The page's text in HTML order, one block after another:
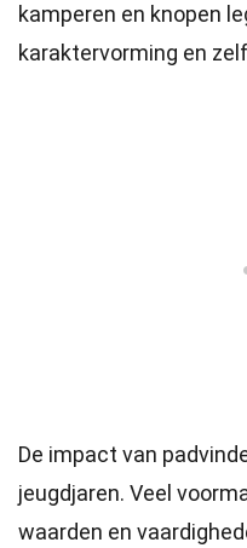
kamperen en knopen
karaktervorming en
De impact van
jeugdjaren. Veel
waarden en